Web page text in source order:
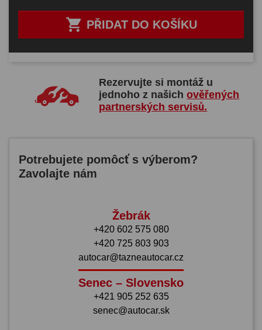
 PŘIDAT DO KOŠÍKU
Rezervujte si montáž u
jednoho z našichověřených
partnerských servisů.
Potrebujete pomôcť s výberom?
Zavolajte nám
Žebrák
+420 602 575 080
+420 725 803 903
autocar@tazneautocar.cz
Senec – Slovensko
+421 905 252 635
senec@autocar.sk